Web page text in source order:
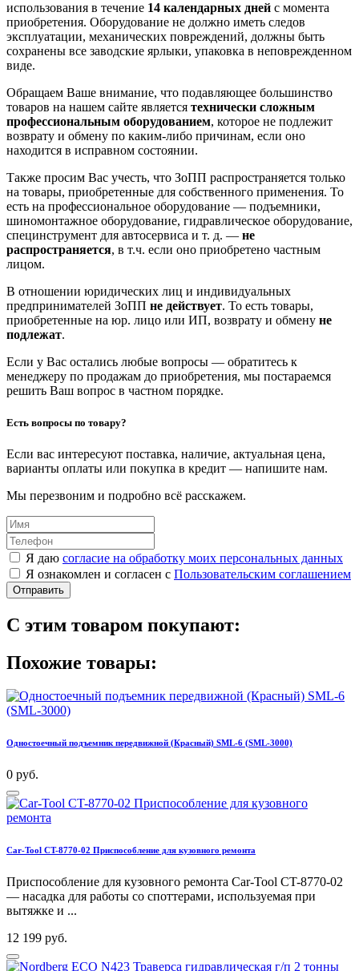
использования в течение 14 календарных дней с момента
приобретения. Оборудование не должно иметь следов
эксплуатации, механических повреждений, должны быть
сохранены все заводские ярлыки, упаковка в неповрежденном
виде.
Обращаем Ваше внимание, что подавляющее большинство
товаров на нашем сайте является технически сложным
профессиональным оборудованием, которое не подлежит
возврату и обмену по каким-либо причинам, если оно
находится в исправном состоянии.
Также просим Вас учесть, что ЗоПП распространяется только
на товары, приобретенные для собственного применения. То
есть на профессиональное оборудование — подъемники,
шиномонтажное оборудование, гидравлическое оборудование,
специнструмент для автосервиса и т. д. — не
распространяется, в т.ч. если оно приобретено частным
лицом.
В отношении юридических лиц и индивидуальных
предпринимателей ЗоПП не действует. То есть товары,
приобретенные на юр. лицо или ИП, возврату и обмену не
подлежат.
Если у Вас остались любые вопросы — обратитесь к
менеджеру по продажам до приобретения, мы постараемся
решить Ваш вопрос в частном порядке.
Есть вопросы по товару?
Если вас интересуют поставка, наличие, актуальная цена,
варианты оплаты или покупка в кредит — напишите нам.
Мы перезвоним и подробно всё расскажем.
Я даю согласие на обработку моих персональных данных
Я ознакомлен и согласен с Пользовательским соглашением
Отправить
С этим товаром покупают:
Похожие товары:
Одностоечный подъемник передвижной (Красный) SML-6 (SML-3000)
0 руб.
Car-Tool CT-8770-02 Приспособление для кузовного ремонта
Приспособление для кузовного ремонта Car-Tool CT-8770-02
— насадка для работы со споттерами, используемая при
вытяжке и ...
12 199 руб.